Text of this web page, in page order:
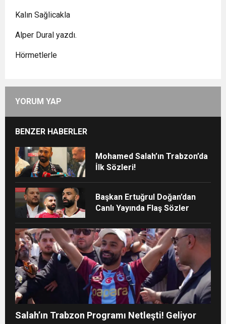
Kalın Sağlicakla
Alper Dural yazdı.
Hörmetlerle
YORUM YAP
BENZER HABERLER
Mohamed Salah’ın Trabzon’da
İlk Sözleri!
Başkan Ertuğrul Doğan’dan
Canlı Yayında Flaş Sözler
Salah’ın Trabzon Programı Netleşti! Geliyor